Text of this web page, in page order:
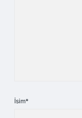
İsim*